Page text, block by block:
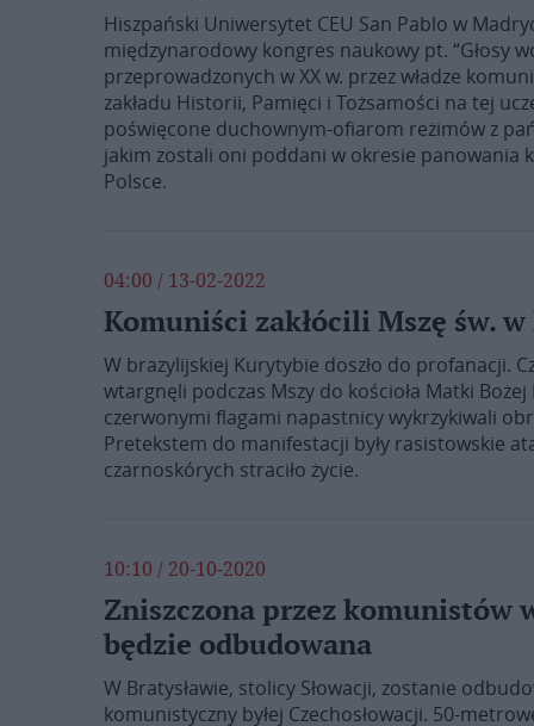
Hiszpański Uniwersytet CEU San Pablo w
międzynarodowy kongres naukowy pt. “Głosy
przeprowadzonych w XX w. przez władze
zakładu Historii, Pamięci i Tożsamości na tej
poświęcone duchownym-ofiarom reżimów z
jakim zostali oni poddani w okresie
Polsce.
04:00 / 13-02-2022
Komuniści zakłócili Mszę św.
W brazylijskiej Kurytybie doszło do profanacji.
wtargnęli podczas Mszy do kościoła Matki
czerwonymi flagami napastnicy wykrzykiwali
Pretekstem do manifestacji były rasistowskie
czarnoskórych straciło życie.
10:10 / 20-10-2020
Zniszczona przez komunistów
będzie odbudowana
W Bratysławie, stolicy Słowacji, zostanie
komunistyczny byłej Czechosłowacji. 50-